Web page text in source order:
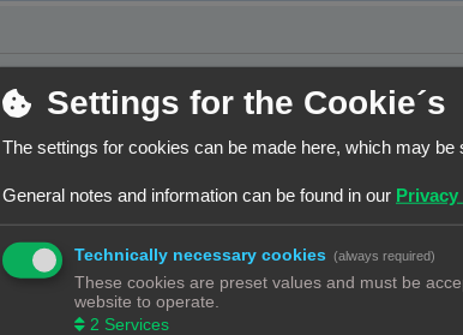
forum wil verwijderen?
© Copyright ! - 3dprintforum.eu
Powered byphpBB ® Forum Software ©
Nederlandse vertaling door
Settings for the Cookie´s
The settings for cookies can be made here, which may be
General notes and information can be found in our
Technically necessary cookies (always required)
These cookies are preset values and must be
website to operate.
2 Services